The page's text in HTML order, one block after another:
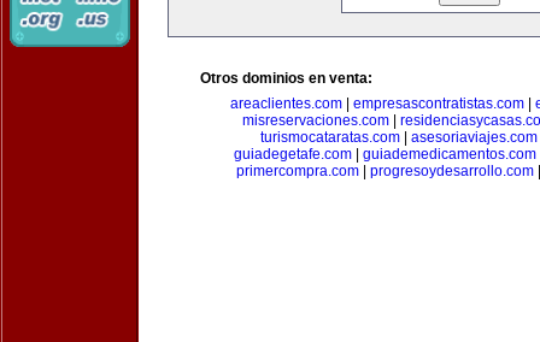
Otros dominios en venta:
areaclientes.com| empresascontratistas.com|
misreservaciones.com|
turismocataratas.com| asesoriaviajes.com
guiadegetafe.com| guiademedicamentos.com
primercompra.com| progresoydesarrollo.com